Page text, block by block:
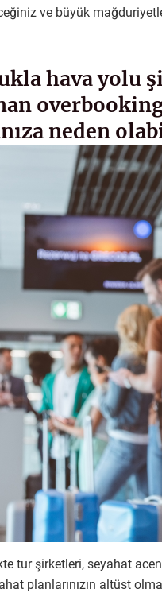
ve büyük
hava yolu
neden
tur şirketleri, seyahat
planlarınızın altüst